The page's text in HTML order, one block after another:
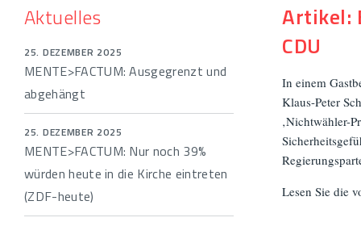
Aktuelles
25. DEZEMBER 2025
MENTE>FACTUM: Ausgegrenzt und
abgehängt
25. DEZEMBER 2025
MENTE>FACTUM: Nur noch 39%
würden heute in die Kirche eintreten
(ZDF-heute)
Artikel:
CDU
In einem
Klaus-Peter
‚Nichtwähler-
Lesen Sie die